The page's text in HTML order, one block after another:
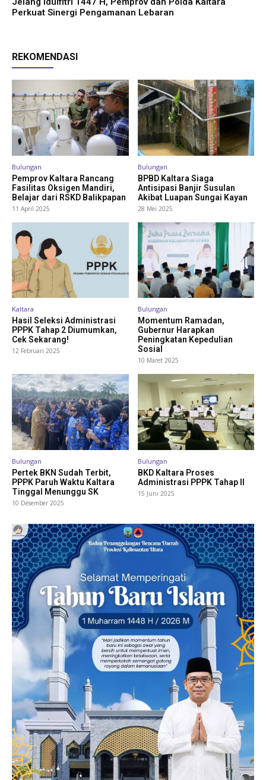
Perkuat Sinergi Pengamanan Lebaran
REKOMENDASI
Bulungan
Pemprov Kaltara Rancang
Fasilitas Oksigen Mandiri,
Belajar dari RSKD Balikpapan
11 April 2025
Bulungan
BPBD Kaltara Siaga
Antisipasi Banjir Susulan
Akibat Luapan Sungai Kayan
28 Mei 2025
Kaltara
Hasil Seleksi Administrasi
PPPK Tahap 2 Diumumkan,
Cek Sekarang!
12 Februari 2025
Bulungan
Momentum Ramadan,
Gubernur Harapkan
Peningkatan Kepedulian
Sosial
10 Maret 2025
Bulungan
Pertek BKN Sudah Terbit,
PPPK Paruh Waktu Kaltara
Tinggal Menunggu SK
10 Desember 2025
Bulungan
BKD Kaltara Proses
Administrasi PPPK Tahap II
15 Juni 2025